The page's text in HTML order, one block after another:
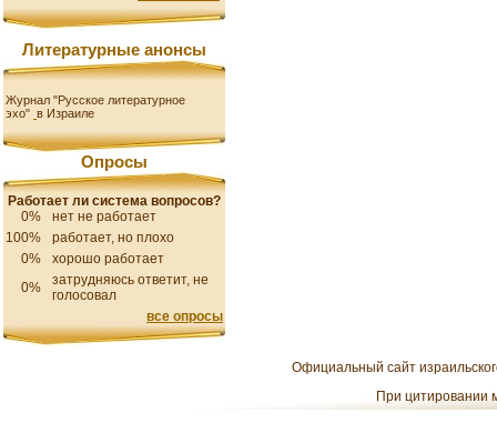
Литературные анонсы
Журнал "Русское литературное
эхо" в Израиле
Опросы
Работает ли система вопросов?
0%
нет не работает
100%
работает, но плохо
0%
хорошо работает
0%
затрудняюсь ответит, не
голосовал
все опросы
Официальный сайт
При цитировании